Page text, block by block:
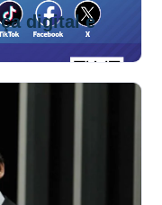
digital e